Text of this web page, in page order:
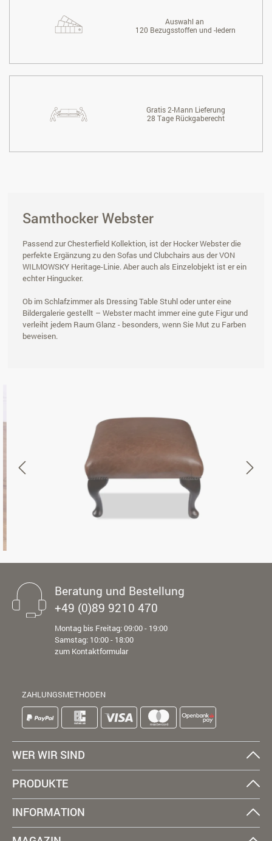
Auswahl an
120 Bezugsstoffen und -ledern
Gratis 2-Mann Lieferung
28 Tage Rückgaberecht
Samthocker Webster
Passend zur Chesterfield Kollektion, ist der Hocker Webster die
perfekte Ergänzung zu den Sofas und Clubchairs aus der VON
WILMOWSKY Heritage-Linie. Aber auch als Einzelobjekt ist er ein
echter Hingucker.
Ob im Schlafzimmer als Dressing Table Stuhl oder unter eine
Bildergalerie gestellt – Webster macht immer eine gute Figur und
verleiht jedem Raum Glanz - besonders, wenn Sie Mut zu Farben
beweisen.
Beratung und Bestellung
+49 (0)89 9210 470
Montag bis Freitag: 09:00 - 19:00
Samstag: 10:00 - 18:00
zum Kontaktformular
ZAHLUNGSMETHODEN
WER WIR SIND
PRODUKTE
INFORMATION